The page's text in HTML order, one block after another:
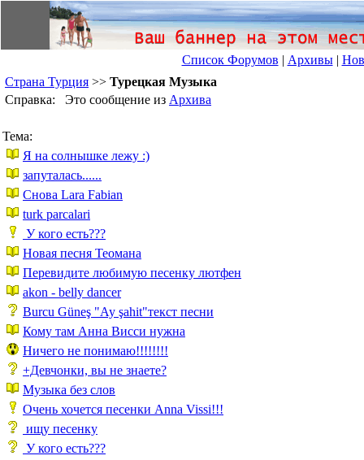
Список Форумов | Архивы|
Страна Турция >> Турецкая Музыка
Справка: Это сообщение из Архива
Тема:
Я на солнышке лежу :)
запуталась......
Снова Lara Fabian
turk parcalari
У кого есть???
Новая песня Теомана
Перевидите любимую песенку лютфен
akon - belly dancer
Burcu Güneş "Ay şahit"текст песни
Кому там Анна Висси нужна
Ничего не понимаю!!!!!!!!
+Девчонки, вы не знаете?
Музыка без слов
Очень хочется песенки Anna Vissi!!!
ищу песенку
У кого есть???